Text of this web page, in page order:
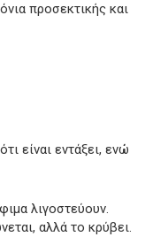
προσεκτικής και
είναι εντάξει, ενώ
λιγοστεύουν.
αλλά το κρύβει.